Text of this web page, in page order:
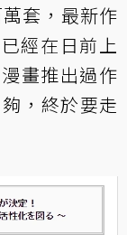
套，最新作
經在日前上
畫推出過作
，終於要走